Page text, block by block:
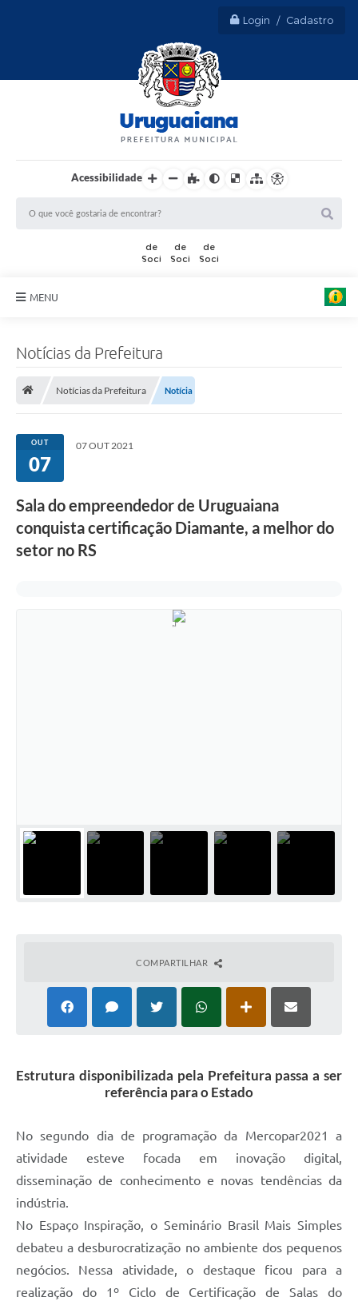
Login / Cadastro
Acessibilidade
MENU
Ouvidorias
Secretarias/Centrais
COVID-19
Prefeito Municipal
ITBI Online
Colégio Agrícola Municipal
Vigilância Ambiental em Saúde
Contratos
Galeria de Vídeos
Contas Públicas
Telefones Úteis
Termos de Uso & Política de Privacidade
Notícias da Prefeitura
Notícias da Prefeitura Notícia
OUT
07
07 OUT 2021
Sala do empreendedor de Uruguaiana
conquista certificação Diamante, a melhor do
setor no RS
COMPARTILHAR
Estrutura disponibilizada pela Prefeitura passa a ser
referência para o Estado
No segundo dia de programação da Mercopar2021 a
atividade esteve focada em inovação digital,
disseminação de conhecimento e novas tendências da
indústria.
No Espaço Inspiração, o Seminário Brasil Mais Simples
debateu a desburocratização no ambiente dos pequenos
negócios. Nessa atividade, o destaque ficou para a
realização do 1º Ciclo de Certificação de Salas do